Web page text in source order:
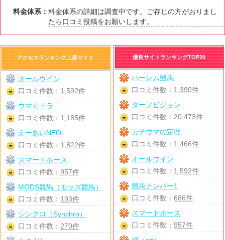
料金体系：料金体系の詳細は調査中です。ご存じの方がおりまし
たら口コミ投稿をお願いします。
優良サイトランキングTOP20
ハーレム競馬
口コミ件数： 1,390件
ターフビジョン
口コミ件数： 20,473件
カチウマの定理
口コミ件数： 1,466件
オールウイン
口コミ件数： 1,592件
競馬ナンバー1
口コミ件数：686件
スマートホース
口コミ件数：957件
アクセスランキング上昇サイト
オールウイン
口コミ件数： 1,592件
ウマ☆ドラ
口コミ件数： 1,185件
えーあいNEO
口コミ件数： 1,822件
スマートホース
口コミ件数： 957件
MODS競馬（モッズ競馬）
口コミ件数： 193件
シンクロ（Synchro）
口コミ件数： 270件